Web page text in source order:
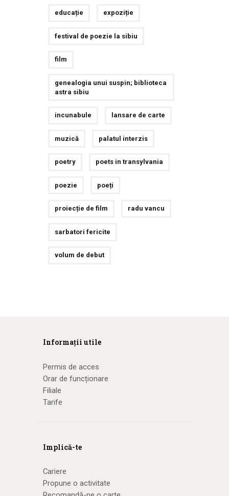
educație expoziție
festival de poezie la sibiu
film
genealogia unui suspin; biblioteca
astra sibiu
incunabule lansare de carte
muzică palatul interzis
poetry poets in transylvania
poezie poeți
proiecție de film radu vancu
sarbatori fericite
volum de debut
Informații utile
Permis de acces
Orar de funcționare
Filiale
Tarife
Implică-te
Cariere
Propune o activitate